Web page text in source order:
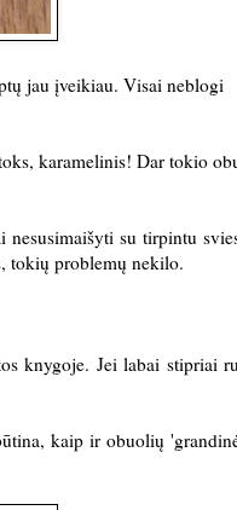
jau įveikiau. Visai neblogi
karamelinis! Dar tokio
su tirpintu
tokių problemų nekilo.
knygoje. Jei labai stipriai
kaip ir obuolių